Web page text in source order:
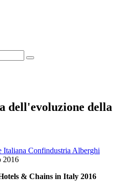
dell'evoluzione della
Italiana Confindustria Alberghi
2016
& Chains in Italy 2016